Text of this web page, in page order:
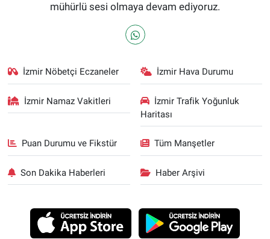
mühürlü sesi olmaya devam ediyoruz.
İzmir Nöbetçi Eczaneler İzmir Hava Durumu
İzmir Namaz Vakitleri
İzmir Trafik Yoğunluk
Haritası
Puan Durumu ve Fikstür Tüm Manşetler
Son Dakika Haberleri Haber Arşivi